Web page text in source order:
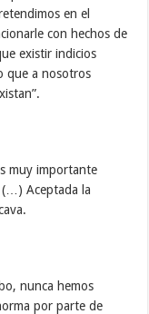
en el
con hechos de
existir indicios
que a nosotros
muy importante
(…) Aceptada la
nunca hemos
por parte de